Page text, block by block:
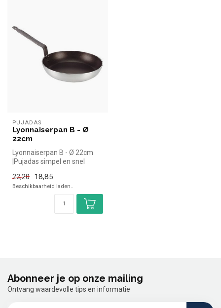
PUJADAS
Lyonnaiserpan B - Ø
22cm
Lyonnaiserpan B - Ø 22cm
|Pujadas simpel en snel
Overzi...
22,20 18,85
Beschikbaarheid laden..
Abonneer je op onze mailing
Ontvang waardevolle tips en informatie